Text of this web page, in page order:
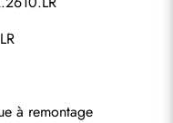
à remontage